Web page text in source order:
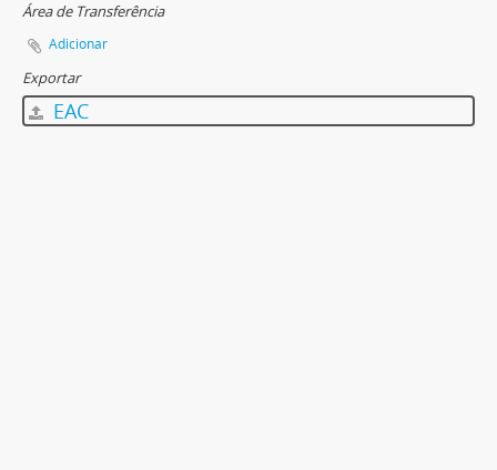
Área de Transferência
Adicionar
Exportar
EAC